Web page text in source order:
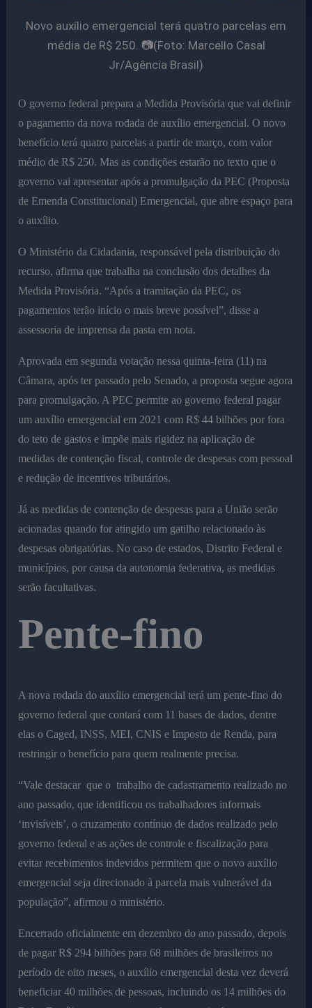
Novo auxílio emergencial terá quatro parcelas em
média de R$ 250. 📷(Foto: Marcello Casal
Jr/Agência Brasil)
O governo federal prepara a Medida Provisória que vai definir
o pagamento da nova rodada de auxílio emergencial. O novo
benefício terá quatro parcelas a partir de março, com valor
médio de R$ 250. Mas as condições estarão no texto que o
governo vai apresentar após a promulgação da PEC (Proposta
de Emenda Constitucional) Emergencial, que abre espaço para
o auxílio.
O Ministério da Cidadania, responsável pela distribuição do
recurso, afirma que trabalha na conclusão dos detalhes da
Medida Provisória. “Após a tramitação da PEC, os
pagamentos terão início o mais breve possível”, disse a
assessoria de imprensa da pasta em nota.
Aprovada em segunda votação nessa quinta-feira (11) na
Câmara, após ter passado pelo Senado, a proposta segue agora
para promulgação. A PEC permite ao governo federal pagar
um auxílio emergencial em 2021 com R$ 44 bilhões por fora
do teto de gastos e impõe mais rigidez na aplicação de
medidas de contenção fiscal, controle de despesas com pessoal
e redução de incentivos tributários.
Já as medidas de contenção de despesas para a União serão
acionadas quando for atingido um gatilho relacionado às
despesas obrigatórias. No caso de estados, Distrito Federal e
municípios, por causa da autonomia federativa, as medidas
serão facultativas.
Pente-fino
A nova rodada do auxílio emergencial terá um pente-fino do
governo federal que contará com 11 bases de dados, dentre
elas o Caged, INSS, MEI, CNIS e Imposto de Renda, para
restringir o benefício para quem realmente precisa.
“Vale destacar que o trabalho de cadastramento realizado no
ano passado, que identificou os trabalhadores informais
‘invisíveis’, o cruzamento contínuo de dados realizado pelo
governo federal e as ações de controle e fiscalização para
evitar recebimentos indevidos permitem que o novo auxílio
emergencial seja direcionado à parcela mais vulnerável da
população”, afirmou o ministério.
Encerrado oficialmente em dezembro do ano passado, depois
de pagar R$ 294 bilhões para 68 milhões de brasileiros no
período de oito meses, o auxílio emergencial desta vez deverá
beneficiar 40 milhões de pessoas, incluindo os 14 milhões do